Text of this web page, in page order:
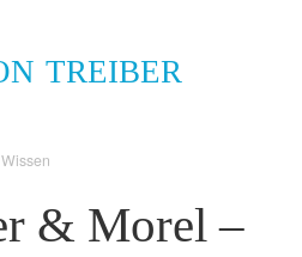
TREIBER
& Morel –